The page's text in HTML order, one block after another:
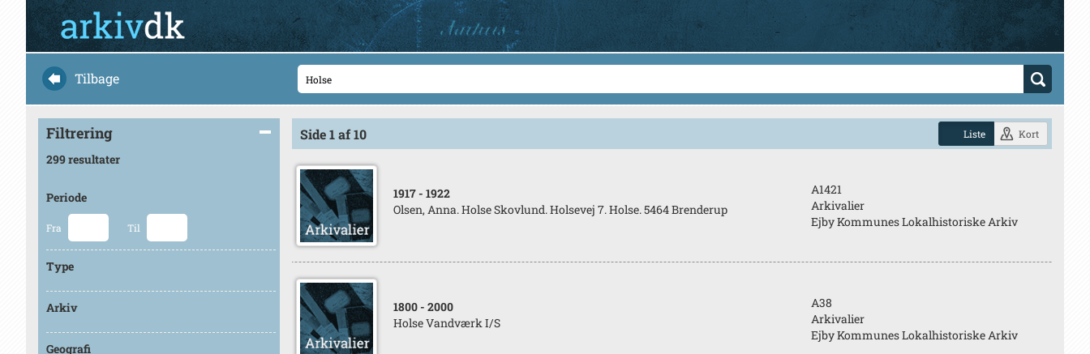
Tilbage
Filtrering
299 resultater
Periode
Fra Til
Type
Arkiv
Geografi
Side 1 af 10 Liste Kort
1917 - 1922
Olsen, Anna. Holse Skovlund. Holsevej 7. Holse. 5464 Brenderup
A1421
Arkivalier
Ejby Kommunes Lokalhistoriske Arkiv
1800 - 2000
Holse Vandværk I/S
A38
Arkivalier
Ejby Kommunes Lokalhistoriske Arkiv